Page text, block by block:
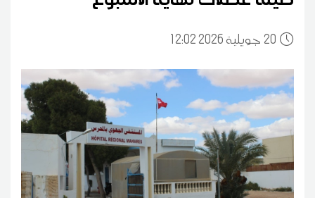
20 12:02 2026 جويلية